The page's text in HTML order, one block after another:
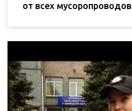
от всех мусоропроводов